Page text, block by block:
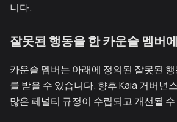
니다.
잘못된 행동을 한 카운슬 멤버
카운슬 멤버는 아래에 정의된 잘못된
를 받을 수 있습니다. 향후 Kaia 거버넌
많은 페널티 규정이 수립되고 개선될